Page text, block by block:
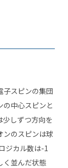
子スピンの集団
の中心スピンと
少しずつ方向を
ンのスピンは球
ジカル数は-1
く並んだ状態